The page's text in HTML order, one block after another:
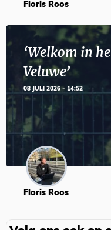
Floris Roos
‘Welkom in
Veluwe’
08 JULI 2026 - 14:52
Floris Roos